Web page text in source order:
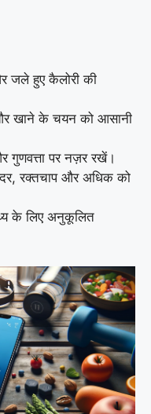
जले हुए कैलोरी की
खाने के चयन को आसानी
गुणवत्ता पर नज़र रखें।
रक्तचाप और अधिक को
के लिए अनुकूलित